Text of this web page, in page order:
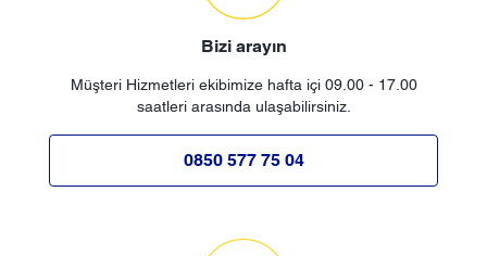
Bizi arayın
Müşteri Hizmetleri ekibimize hafta içi 09.00 - 17.00
saatleri arasında ulaşabilirsiniz.
0850 577 75 04